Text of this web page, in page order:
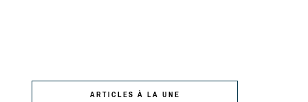
ARTICLES À LA UNE